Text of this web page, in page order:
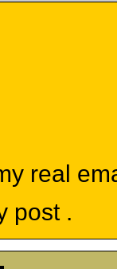
real
post .